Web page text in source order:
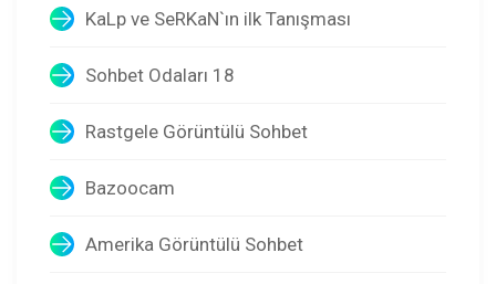
KaLp ve SeRKaN`ın ilk Tanışması
Sohbet Odaları 18
Rastgele Görüntülü Sohbet
Bazoocam
Amerika Görüntülü Sohbet